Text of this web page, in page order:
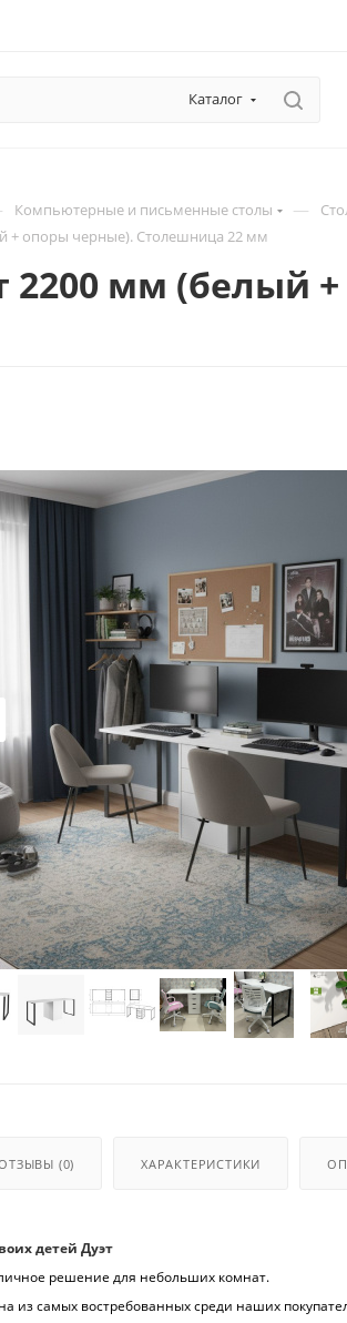
Каталог
Компьютерные и письменные столы —
+ опоры черные). Столешница 22 мм
2200 мм (белый
(0) ХАРАКТЕРИСТИКИ
детей Дуэт
решение для небольших комнат.
из самых востребованных среди наших